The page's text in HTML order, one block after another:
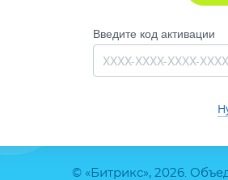
© «Битрикс», 2026.
Введите код активации